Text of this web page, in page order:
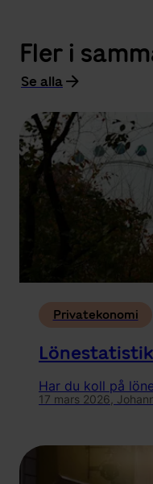
Fler i
Se alla
Privatekonomi
Har du koll på
17 mars 2026,